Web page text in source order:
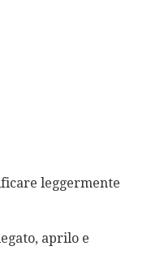
leggermente
aprilo e